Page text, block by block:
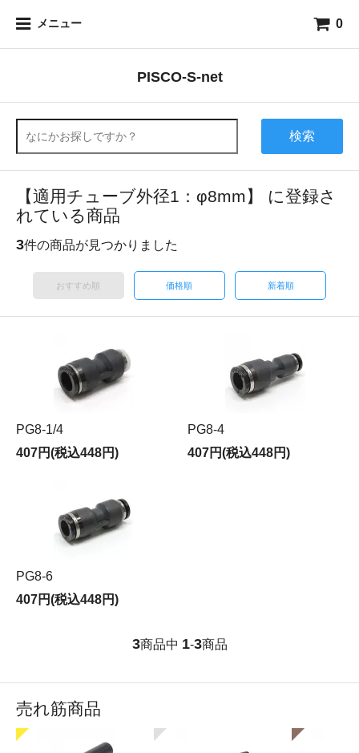
メニュー 0
PISCO-S-net
検索
【適用チューブ外径1：φ8mm】 に登録さ
れている商品
3件の商品が見つかりました
おすすめ順 価格順 新着順
PG8-1/4
407円(税込448円)
PG8-4
407円(税込448円)
PG8-6
407円(税込448円)
3商品中 1-3商品
売れ筋商品